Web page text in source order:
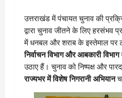
उत्तराखंड में पंचायत चुनाव की
द्वारा चुनाव जीतने के लिए हरसंभव
में धनबल और शराब के इस्तेमाल पर
निर्वाचन विभाग और आबकारी विभाग
उठाए हैं। चुनाव को निष्पक्ष और
राज्यभर में विशेष निगरानी अभियान